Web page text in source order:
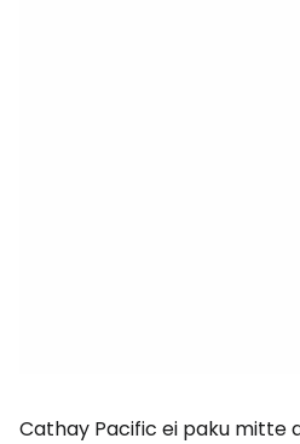
Cathay Pacific ei paku mitte